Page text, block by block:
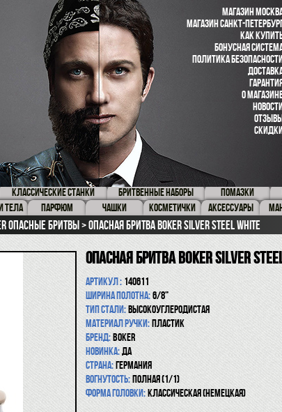
МАГАЗИН
МАГАЗИН САНКТ-
КАК
БОНУСНАЯ
ПОЛИТИКА
О
КЛАССИЧЕСКИЕ СТАНКИ БРИТВЕННЫЕ НАБОРЫ ПОМАЗКИ
ТЕЛА ПАРФЮМ ЧАШКИ КОСМЕТИЧКИ АКСЕССУАРЫ
опасные бритвы Опасная бритва Boker Silver Steel White
Опасная бритва Boker Silver
Артикул : 140611
Ширина полотна:6/8”
Тип стали:высокоуглеродистая
Материал ручки:пластик
Бренд:Boker
Новинка:да
Страна:Германия
Вогнутость:Полная (1/1)
Форма головки:Классическая (Немецкая)